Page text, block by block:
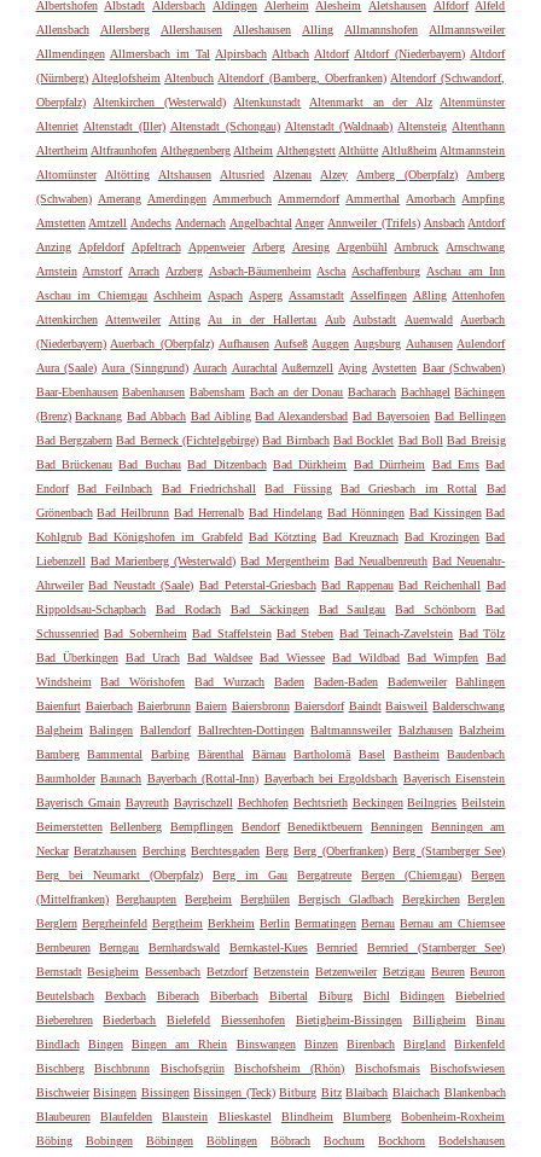
Albertshofen Albstadt Aldersbach Aldingen Alerheim Alesheim Aletshausen Alfdorf Alfeld
Allensbach
Allersberg Allershausen Alleshausen Alling Allmannshofen
Allmannsweiler
Allmendingen Allmersbach im Tal Alpirsbach Altbach Altdorf Altdorf (Niederbayern) Altdorf
(Nürnberg) Alteglofsheim Altenbuch Altendorf (Bamberg, Oberfranken) Altendorf (Schwandorf,
Oberpfalz)
Altenkirchen (Westerwald) Altenkunstadt Altenmarkt an der Alz
Altenmünster
Altenriet Altenstadt (Iller) Altenstadt (Schongau) Altenstadt (Waldnaab) Altensteig Altenthann
Altertheim Altfraunhofen Althegnenberg Altheim Althengstett Althütte Altlußheim Altmannstein
Altomünster
Altötting Altshausen Altusried Alzenau Alzey Amberg (Oberpfalz)
Amberg
(Schwaben) Amerang Amerdingen Ammerbuch Ammerndorf Ammerthal Amorbach Ampfing
Amstetten Amtzell Andechs Andernach Angelbachtal Anger Annweiler (Trifels) Ansbach Antdorf
Anzing
Apfeldorf Apfeltrach Appenweier Arberg Aresing Argenbühl Arnbruck
Arnschwang
Arnstein Arnstorf Arrach Arzberg Asbach-Bäumenheim Ascha Aschaffenburg Aschau am Inn
Aschau im Chiemgau Aschheim Aspach Asperg Assamstadt Asselfingen Aßling Attenhofen
Attenkirchen
Attenweiler Atting Au in der Hallertau Aub Aubstadt Auenwald
Auerbach
(Niederbayern) Auerbach (Oberpfalz) Aufhausen Aufseß Auggen Augsburg Auhausen Aulendorf
Aura (Saale) Aura (Sinngrund) Aurach Aurachtal Außernzell Aying Aystetten Baar (Schwaben)
Baar-Ebenhausen Babenhausen Babensham Bach an der Donau Bacharach Bachhagel Bächingen
(Brenz) Backnang Bad Abbach Bad Aibling Bad Alexandersbad Bad Bayersoien Bad Bellingen
Bad Bergzabern Bad Berneck (Fichtelgebirge) Bad Birnbach Bad Bocklet Bad Boll Bad Breisig
Bad Brückenau Bad Buchau Bad Ditzenbach Bad Dürkheim Bad Dürrheim Bad Ems Bad
Endorf
Bad Feilnbach Bad Friedrichshall Bad Füssing Bad Griesbach im Rottal
Bad
Grönenbach Bad Heilbrunn Bad Herrenalb Bad Hindelang Bad Hönningen Bad Kissingen Bad
Kohlgrub Bad Königshofen im Grabfeld Bad Kötzting Bad Kreuznach Bad Krozingen Bad
Liebenzell Bad Marienberg (Westerwald) Bad Mergentheim Bad Neualbenreuth Bad Neuenahr-
Ahrweiler Bad Neustadt (Saale) Bad Peterstal-Griesbach Bad Rappenau Bad Reichenhall Bad
Rippoldsau-Schapbach
Bad Rodach Bad Säckingen Bad Saulgau Bad Schönborn
Bad
Schussenried Bad Sobernheim Bad Staffelstein Bad Steben Bad Teinach-Zavelstein Bad Tölz
Bad Überkingen Bad Urach Bad Waldsee Bad Wiessee Bad Wildbad Bad Wimpfen
Bad
Windsheim
Bad Wörishofen Bad Wurzach Baden Baden-Baden Badenweiler
Bahlingen
Baienfurt Baierbach Baierbrunn Baiern Baiersbronn Baiersdorf Baindt Baisweil Balderschwang
Balgheim Balingen Ballendorf Ballrechten-Dottingen Baltmannsweiler Balzhausen Balzheim
Bamberg
Bammental Barbing Bärenthal Bärnau Bartholomä Basel Bastheim
Baudenbach
Baumholder Baunach Bayerbach (Rottal-Inn) Bayerbach bei Ergoldsbach Bayerisch Eisenstein
Bayerisch Gmain Bayreuth Bayrischzell Bechhofen Bechtsrieth Beckingen Beilngries Beilstein
Beimerstetten
Bellenberg Bempflingen Bendorf Benediktbeuern Benningen
Benningen am
Neckar Beratzhausen Berching Berchtesgaden Berg Berg (Oberfranken) Berg (Starnberger See)
Berg bei Neumarkt (Oberpfalz)
Berg im Gau Bergatreute Bergen (Chiemgau)
Bergen
(Mittelfranken)
Berghaupten Bergheim Berghülen Bergisch Gladbach Bergkirchen
Berglen
Berglern Bergrheinfeld Bergtheim Berkheim Berlin Bermatingen Bernau Bernau am Chiemsee
Bernbeuren
Berngau Bernhardswald Bernkastel-Kues Bernried
Bernried (Starnberger See)
Bernstadt Besigheim Bessenbach Betzdorf Betzenstein Betzenweiler Betzigau Beuren Beuron
Beutelsbach
Bexbach Biberach Biberbach Bibertal Biburg Bichl Bidingen
Biebelried
Bieberehren
Biederbach Bielefeld Biessenhofen Bietigheim-Bissingen Billigheim
Binau
Bindlach
Bingen Bingen am Rhein Binswangen Binzen Birenbach Birgland
Birkenfeld
Bischberg
Bischbrunn Bischofsgrün Bischofsheim (Rhön) Bischofsmais
Bischofswiesen
Bischweier Bisingen Bissingen Bissingen (Teck) Bitburg Bitz Blaibach Blaichach Blankenbach
Blaubeuren
Blaufelden Blaustein Blieskastel Blindheim Blumberg
Bobenheim-Roxheim
Böbing
Bobingen Böbingen Böblingen Böbrach Bochum Bockhorn
Bodelshausen